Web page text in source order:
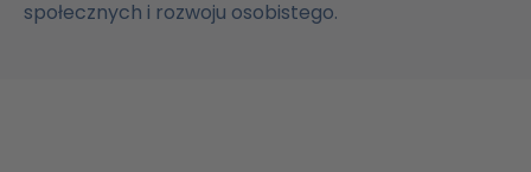
społecznych i rozwoju osobistego.